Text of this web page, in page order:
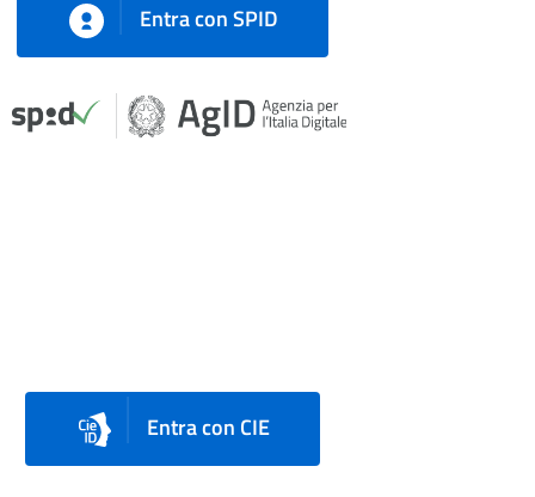
Entra con SPID
Entra con CIE